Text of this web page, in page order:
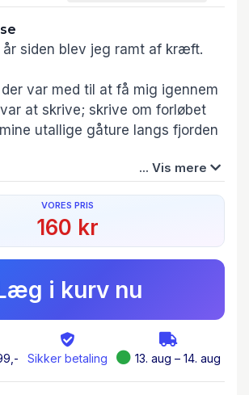
år siden blev jeg ramt af kræft.
var med til at få mig igennem
at skrive; skrive om forløbet
utallige gåture langs fjorden
digte om forløbet; om håb, tvivl
mindst om glæden ved livet
naturen.
intense øjeblikke i forløbet,
muligheden for at sætte sig
var, og hvordan jeg havde det
... Vis mere
VORES PRIS
160 kr
i kurv nu
Sikker betaling 13. aug – 14. aug